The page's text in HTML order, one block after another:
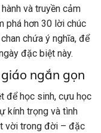
và truyền cảm
phá hơn 30 lời chúc
chứa ý nghĩa, để
đặc biệt này.
ngắn gọn
để học sinh, cựu học
kính trọng và tình
vời trong đời – đặc